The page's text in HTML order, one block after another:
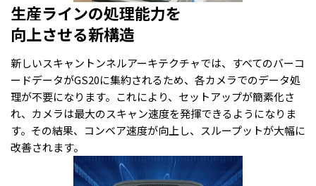
生産ラインの処理能力を
向上させる新構造
新しいスキャントンネルアーキテクチャでは、すべてのバーコ
ードデータがGS20に集約されるため、各カメラでのデータ処
理が不要になります。これにより、セットアップが簡素化さ
れ、カメラは最大のスキャン速度を発揮できるようになりま
す。その結果、コンベア速度が向上し、スループットが大幅に
改善されます。